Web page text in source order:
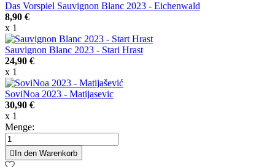
Das Vorspiel Sauvignon Blanc 2023 - Eichenwald
8,90 €
x 1
Sauvignon Blanc 2023 - Stari Hrast
24,90 €
x 1
SoviNoa 2023 - Matijasevic
30,90 €
x 1
Menge:
 In den Warenkorb